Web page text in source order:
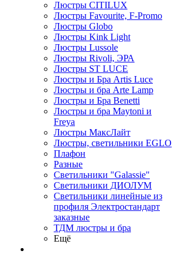
Люстры CITILUX
Люстры Favourite, F-Promo
Люстры Globo
Люстры Kink Light
Люстры Lussole
Люстры Rivoli, ЭРА
Люстры ST LUCE
Люстры и Бра Artis Luce
Люстры и бра Arte Lamp
Люстры и Бра Benetti
Люстры и бра Maytoni и
Freya
Люстры МаксЛайт
Люстры, светильники EGLO
Плафон
Разные
Светильники "Galassie"
Светильники ДИОЛУМ
Светильники линейные из
профиля Электростандарт
заказные
ТДМ люстры и бра
Ещё